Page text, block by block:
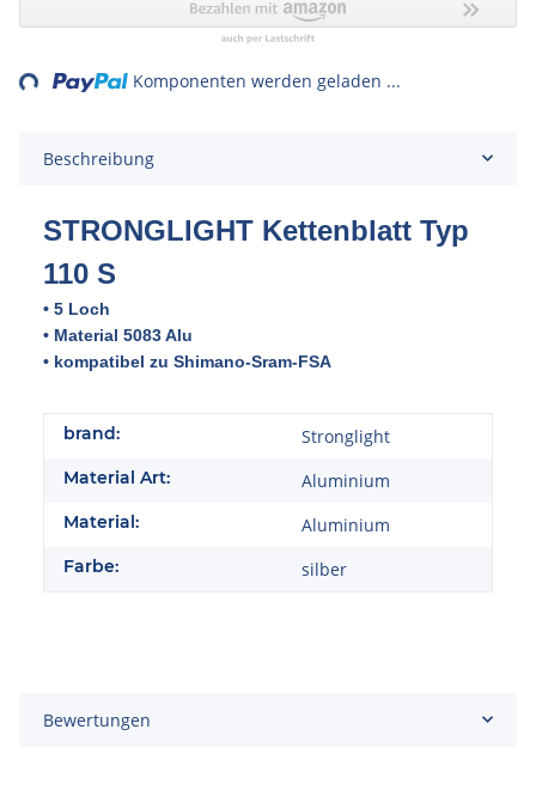
Komponenten werden geladen ...
Beschreibung
STRONGLIGHT Kettenblatt Typ
110 S
• 5 Loch
• Material 5083 Alu
• kompatibel zu Shimano-Sram-FSA
brand: Stronglight
Material Art: Aluminium
Material: Aluminium
Farbe: silber
Bewertungen